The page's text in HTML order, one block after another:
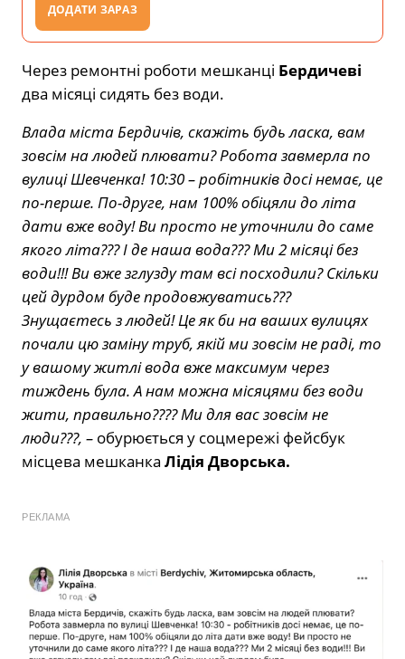
ДОДАТИ ЗАРАЗ
Через ремонтні роботи мешканці Бердичеві
два місяці сидять без води.
Влада міста Бердичів, скажіть будь ласка, вам
зовсім на людей плювати? Робота завмерла по
вулиці Шевченка! 10:30 – робітників досі немає, це
по-перше. По-друге, нам 100% обіцяли до літа
дати вже воду! Ви просто не уточнили до саме
якого літа??? І де наша вода??? Ми 2 місяці без
води!!! Ви вже зглузду там всі посходили? Скільки
цей дурдом буде продовжуватись???
Знущаєтесь з людей! Це як би на ваших вулицях
почали цю заміну труб, якій ми зовсім не раді, то
у вашому житлі вода вже максимум через
тиждень була. А нам можна місяцями без води
жити, правильно???? Ми для вас зовсім не
люди???, – обурюється у соцмережі фейсбук
місцева мешканка Лідія Дворська.
РЕКЛАМА